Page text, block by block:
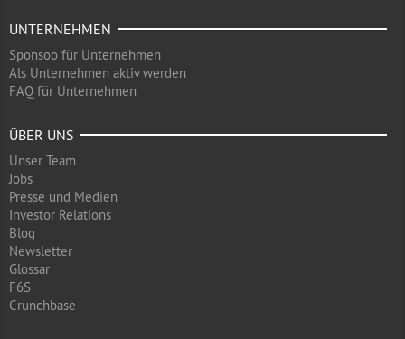
UNTERNEHMEN
Sponsoo für Unternehmen
Als Unternehmen aktiv werden
FAQ für Unternehmen
ÜBER UNS
Unser Team
Jobs
Presse und Medien
Investor Relations
Blog
Newsletter
Glossar
F6S
Crunchbase